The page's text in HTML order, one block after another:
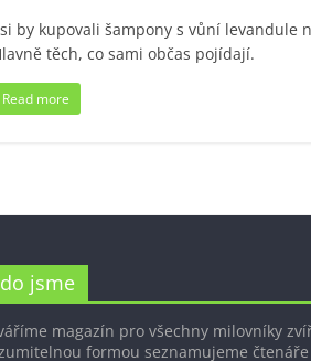
by kupovali šampony s vůní
těch, co sami občas pojídají.
Read more
jsme
magazín pro všechny milovníky
formou seznamujeme